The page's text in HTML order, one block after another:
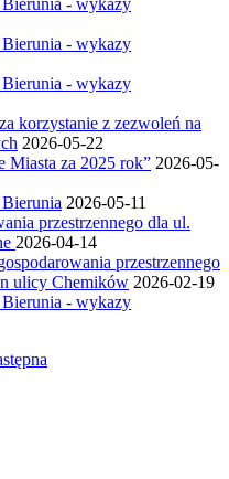
Bierunia - wykazy
Bierunia - wykazy
Bierunia - wykazy
korzystanie z zezwoleń na
2026-05-22
Miasta za 2025 rok” 2026-05-
2026-05-11
przestrzennego dla ul.
2026-04-14
przestrzennego
ulicy Chemików 2026-02-19
Bierunia - wykazy